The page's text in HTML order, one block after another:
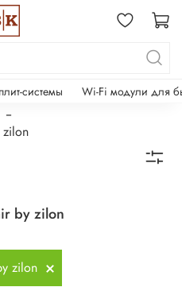
системы Wi-Fi модули для
zilon
by zilon
zilon